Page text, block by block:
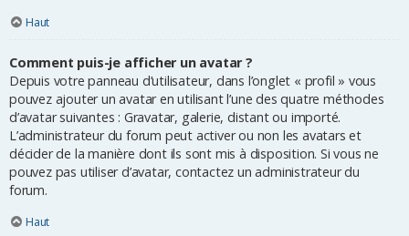
Haut
Comment puis-je afficher un avatar ?
Depuis votre panneau d’utilisateur, dans l’onglet « profil » vous
pouvez ajouter un avatar en utilisant l’une des quatre méthodes
d’avatar suivantes : Gravatar, galerie, distant ou importé.
L’administrateur du forum peut activer ou non les avatars et
décider de la manière dont ils sont mis à disposition. Si vous ne
pouvez pas utiliser d’avatar, contactez un administrateur du
forum.
Haut